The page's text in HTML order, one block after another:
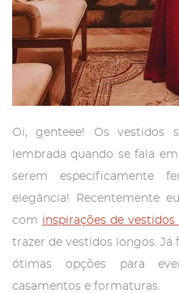
Oi, genteee! Os vestidos
lembrada quando se fala
serem especificamente
elegância! Recentemente
com inspirações de
trazer de vestidos longos. Já
ótimas opções para
casamentos e formaturas.